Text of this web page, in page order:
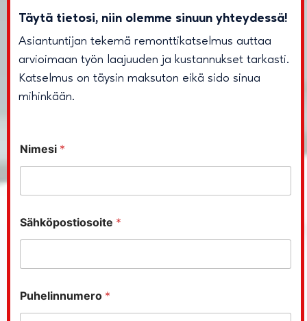
Täytä tietosi, niin olemme sinuun yhteydessä!
Asiantuntijan tekemä remonttikatselmus auttaa
arvioimaan työn laajuuden ja kustannukset tarkasti.
Katselmus on täysin maksuton eikä sido sinua
mihinkään.
Nimesi *
Sähköpostiosoite *
Puhelinnumero *